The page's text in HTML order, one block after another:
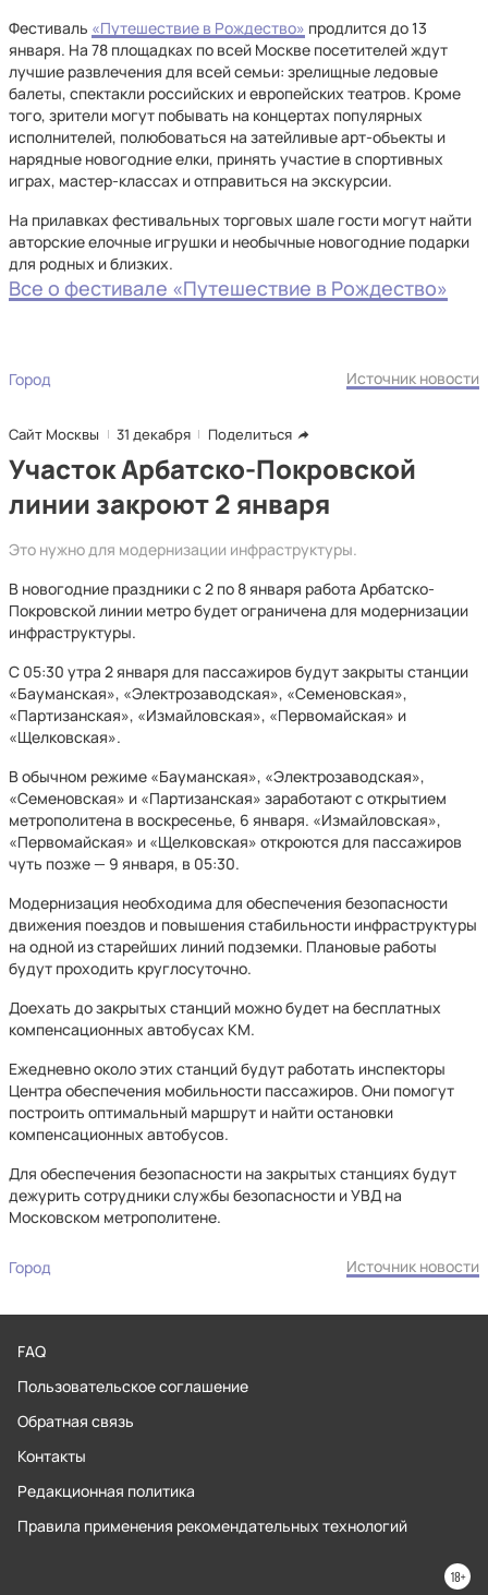
Фестиваль «Путешествие в Рождество» продлится до 13
января. На 78 площадках по всей Москве посетителей ждут
лучшие развлечения для всей семьи: зрелищные ледовые
балеты, спектакли российских и европейских театров. Кроме
того, зрители могут побывать на концертах популярных
исполнителей, полюбоваться на затейливые арт-объекты и
нарядные новогодние елки, принять участие в спортивных
играх, мастер-классах и отправиться на экскурсии.
На прилавках фестивальных торговых шале гости могут найти
авторские елочные игрушки и необычные новогодние подарки
для родных и близких.
Все о фестивале «Путешествие в Рождество»
Город Источник новости
Сайт Москвы 31 декабря Поделиться
Участок Арбатско-Покровской
линии закроют 2 января
Это нужно для модернизации инфраструктуры.
В новогодние праздники с 2 по 8 января работа Арбатско-
Покровской линии метро будет ограничена для модернизации
инфраструктуры.
С 05:30 утра 2 января для пассажиров будут закрыты станции
«Бауманская», «Электрозаводская», «Семеновская»,
«Партизанская», «Измайловская», «Первомайская» и
«Щелковская».
В обычном режиме «Бауманская», «Электрозаводская»,
«Семеновская» и «Партизанская» заработают с открытием
метрополитена в воскресенье, 6 января. «Измайловская»,
«Первомайская» и «Щелковская» откроются для пассажиров
чуть позже — 9 января, в 05:30.
Модернизация необходима для обеспечения безопасности
движения поездов и повышения стабильности инфраструктуры
на одной из старейших линий подземки. Плановые работы
будут проходить круглосуточно.
Доехать до закрытых станций можно будет на бесплатных
компенсационных автобусах КМ.
Ежедневно около этих станций будут работать инспекторы
Центра обеспечения мобильности пассажиров. Они помогут
построить оптимальный маршрут и найти остановки
компенсационных автобусов.
Для обеспечения безопасности на закрытых станциях будут
дежурить сотрудники службы безопасности и УВД на
Московском метрополитене.
Город Источник новости
FAQ
Пользовательское соглашение
Обратная связь
Контакты
Редакционная политика
Правила применения рекомендательных технологий